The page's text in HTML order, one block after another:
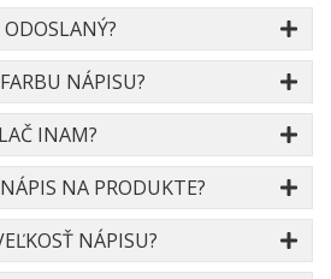
NÁPISU?
INAM?
NA PRODUKTE?
NÁPISU?